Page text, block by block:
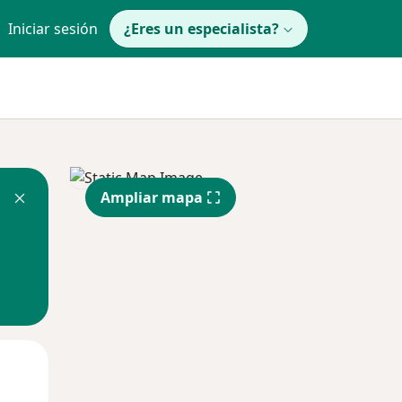
Iniciar sesión ¿Eres un especialista?
Ampliar mapa